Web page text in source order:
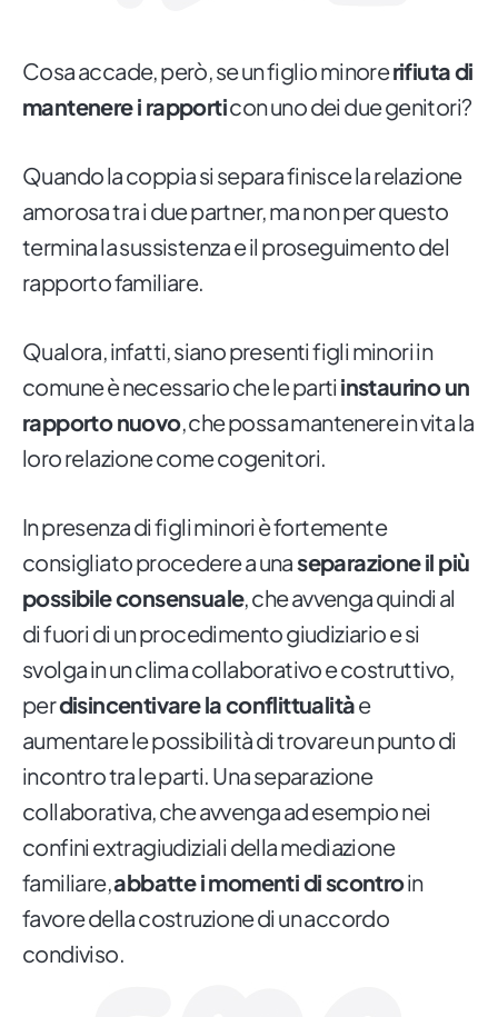
Cosa accade, però, se un figlio minorerifiuta di
mantenere i rapporticon uno dei due genitori?
Quando la coppia si separa finisce la relazione
amorosa tra i due partner, ma non per questo
termina la sussistenza e il proseguimento del
rapporto familiare.
Qualora, infatti, siano presenti figli minori in
comune è necessario che le parti instaurino un
rapporto nuovo, che possa mantenere in vita la
loro relazione come cogenitori.
In presenza di figli minori è fortemente
consigliato procedere a unaseparazione il più
possibile consensuale, che avvenga quindi al
di fuori di un procedimento giudiziario e si
svolga in un clima collaborativo e costruttivo,
perdisincentivare la conflittualitàe
aumentare le possibilità di trovare un punto di
incontro tra le parti. Una separazione
collaborativa, che avvenga ad esempio nei
confini extragiudiziali della mediazione
familiare,abbatte i momenti di scontroin
favore della costruzione di un accordo
condiviso.